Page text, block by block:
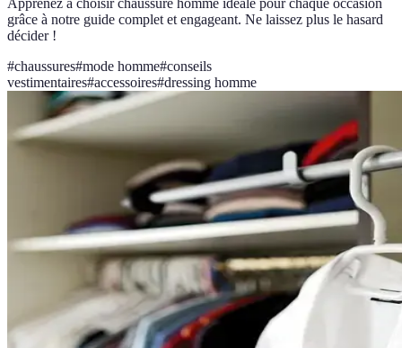
grâce à notre guide complet et engageant. Ne laissez plus le hasard
décider !
#chaussures#mode homme#conseils
vestimentaires#accessoires#dressing homme